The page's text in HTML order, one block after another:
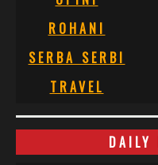
ROHANI
SERBA SERBI
TRAVEL